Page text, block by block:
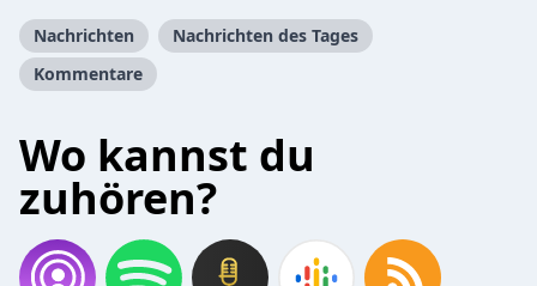
Nachrichten
Nachrichten des Tages
Kommentare
Wo kannst du
zuhören?